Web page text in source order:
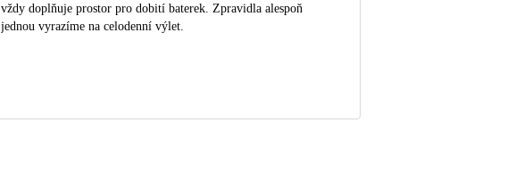
vždy doplňuje prostor pro dobití baterek. Zpravidla alespoň
jednou vyrazíme na celodenní výlet.